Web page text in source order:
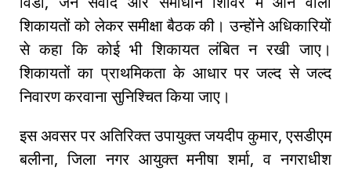
शिकायतों को लेकर समीक्षा बैठक की। उन्होंने अधिकारियों
से कहा कि कोई भी शिकायत लंबित न रखी जाए।
शिकायतों का प्राथमिकता के आधार पर जल्द से जल्द
निवारण करवाना सुनिश्चित किया जाए।
इस अवसर पर अतिरिक्त उपायुक्त जयदीप कुमार, एसडीएम
बलीना, जिला नगर आयुक्त मनीषा शर्मा, व नगराधीश